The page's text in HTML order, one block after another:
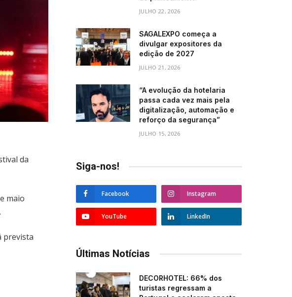
da
maio
prevista
JULHO 22, 2026
SAGALEXPO começa a
divulgar expositores da
edição de 2027
JULHO 21, 2026
“A evolução da hotelaria
passa cada vez mais pela
digitalização, automação e
reforço da segurança”
JULHO 15, 2026
Siga-nos!
Facebook Instagram
YouTube LinkedIn
Últimas Notícias
DECORHOTEL: 66% dos
turistas regressam a